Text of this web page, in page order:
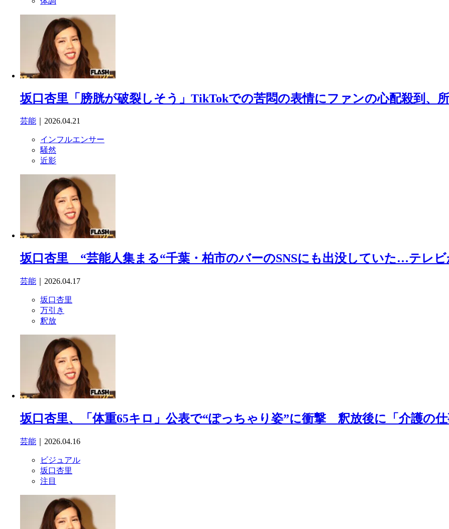
坂口杏里「膀胱が破裂しそう」TikTokでの苦悶の表情にファンの心配殺到、
芸能 ｜2026.04.21
インフルエンサー
騒然
近影
坂口杏里 “芸能人集まる“千葉・柏市のバーのSNSにも出没していた…テレ
芸能 ｜2026.04.17
坂口杏里
万引き
釈放
坂口杏里、「体重65キロ」公表で“ぽっちゃり姿”に衝撃 釈放後に「介護の
芸能 ｜2026.04.16
ビジュアル
坂口杏里
注目